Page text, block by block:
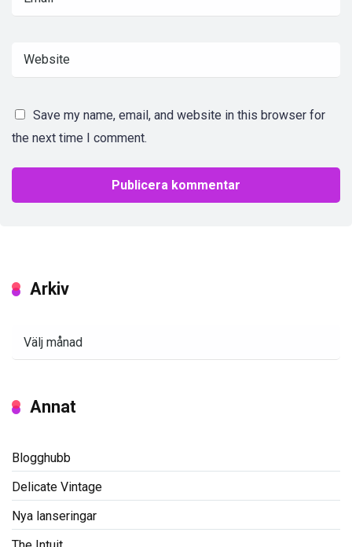
Save my name, email, and website in this browser for
the next time I comment.
Arkiv
Annat
Blogghubb
Delicate Vintage
Nya lanseringar